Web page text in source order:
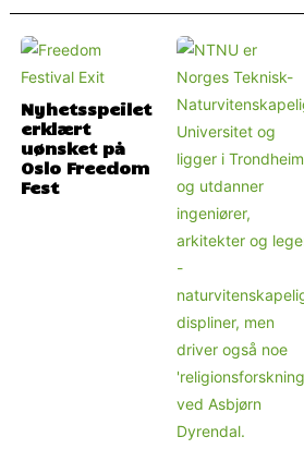
Nyhetsspeilet
erklært
uønsket på
Oslo Freedom
Fest